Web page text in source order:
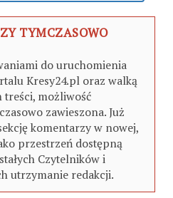
TYMCZASOWO
do uruchomienia
Kresy24.pl oraz walką
treści, możliwość
zawieszona. Już
komentarzy w nowej,
przestrzeń dostępną
Czytelników i
utrzymanie redakcji.